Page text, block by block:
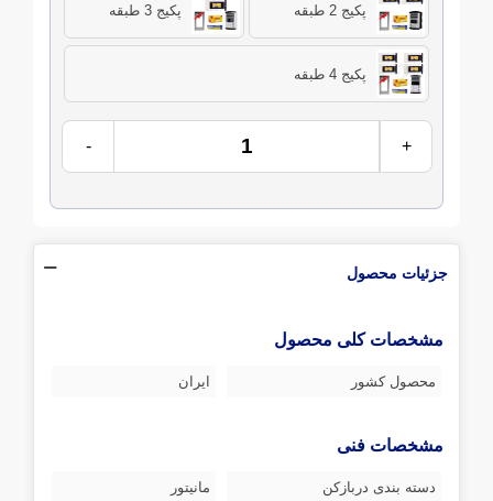
پکیج 2 طبقه پکیج 3 طبقه
پکیج 4 طبقه
- +
جزئیات محصول
مشخصات کلی محصول
محصول کشور ایران
مشخصات فنی
دسته بندی دربازکن مانیتور